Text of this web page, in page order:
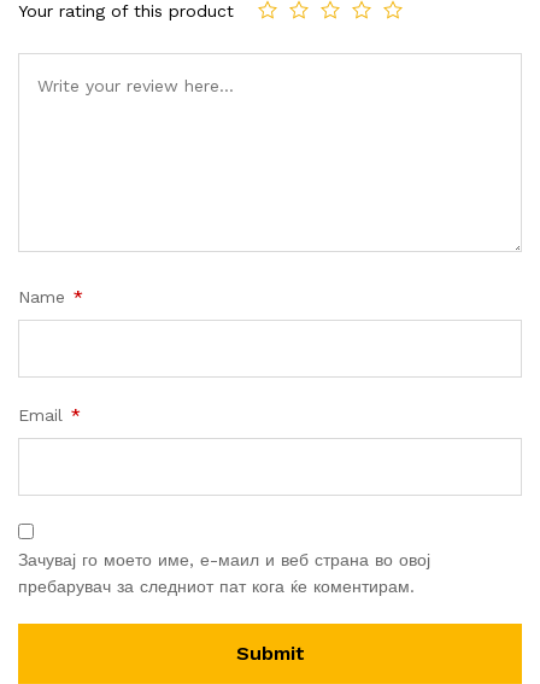
Your rating of this product
Name *
Email *
Зачувај го моето име, е-маил и веб страна во овој
пребарувач за следниот пат кога ќе коментирам.